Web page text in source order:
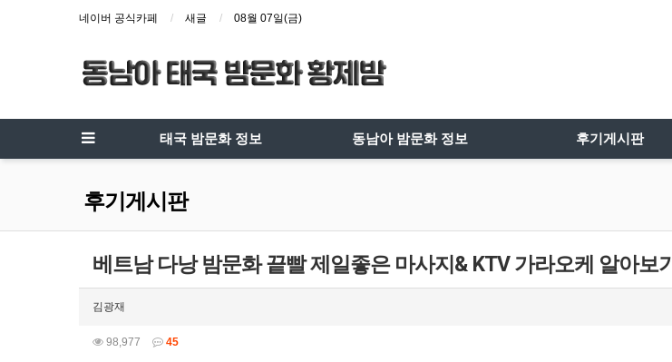
네이버 공식카페 새글 08월 07일(금)
태국 밤문화 정보 동남아 밤문화 정보 후기게시판
후기게시판
베트남 다낭 밤문화 끝빨 제일좋은 마사지& KTV 가라오케 알아보기
김광재
98,977 45